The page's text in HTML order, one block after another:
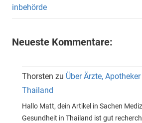
Neueste Kommentare:
Thorsten zu Über Ärzte,
Thailand
Hallo Matt, dein Artikel in Sachen
Gesundheit in Thailand ist gut